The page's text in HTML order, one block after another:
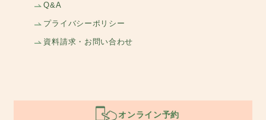
Q&A
プライバシーポリシー
資料請求・お問い合わせ
オンライン予約